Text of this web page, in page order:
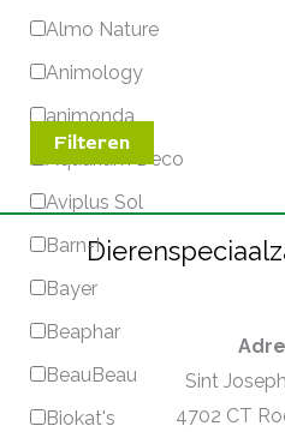
Almo Nature
Animology
animonda
Aquarium Deco
Aviplus Sol
Barn-I
Bayer
Beaphar
BeauBeau
Biokat's
Filteren
Sint
4702 CT